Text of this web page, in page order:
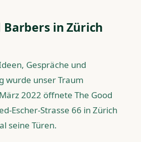
Barbers in Zürich
Gespräche und
wurde unser Traum
2022 öffnete The Good
Escher-Strasse 66 in Zürich
seine Türen.